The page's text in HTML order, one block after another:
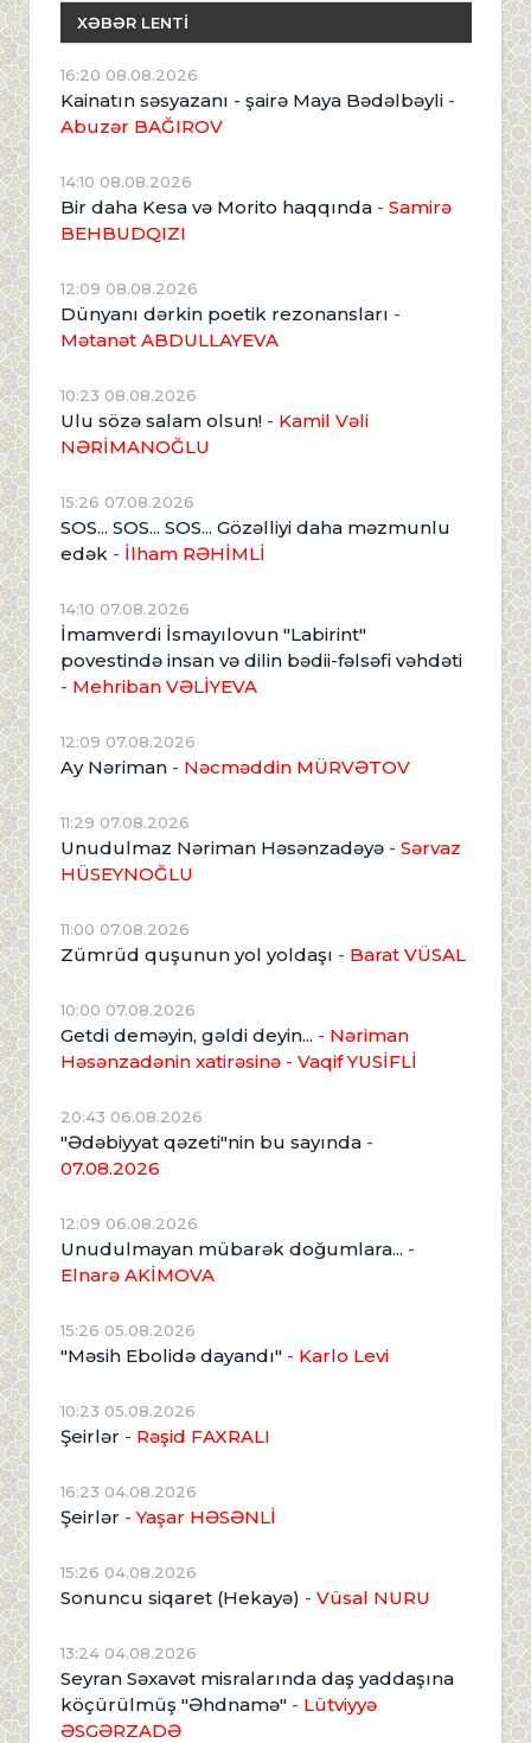
XƏBƏR LENTİ
16:20 08.08.2026
Kainatın səsyazanı - şairə Maya Bədəlbəyli -
Abuzər BAĞIROV
14:10 08.08.2026
Bir daha Kesa və Morito haqqında - Samirə
BEHBUDQIZI
12:09 08.08.2026
Dünyanı dərkin poetik rezonansları -
Mətanət ABDULLAYEVA
10:23 08.08.2026
Ulu sözə salam olsun! - Kamil Vəli
NƏRİMANOĞLU
15:26 07.08.2026
SOS... SOS... SOS... Gözəlliyi daha məzmunlu
edək - İlham RƏHİMLİ
14:10 07.08.2026
İmamverdi İsmayılovun "Labirint"
povestində insan və dilin bədii-fəlsəfi vəhdəti
- Mehriban VƏLİYEVA
12:09 07.08.2026
Ay Nəriman - Nəcməddin MÜRVƏTOV
11:29 07.08.2026
Unudulmaz Nəriman Həsənzadəyə - Sərvaz
HÜSEYNOĞLU
11:00 07.08.2026
Zümrüd quşunun yol yoldaşı - Barat VÜSAL
10:00 07.08.2026
Getdi deməyin, gəldi deyin... - Nəriman
Həsənzadənin xatirəsinə - Vaqif YUSİFLİ
20:43 06.08.2026
"Ədəbiyyat qəzeti"nin bu sayında -
07.08.2026
12:09 06.08.2026
Unudulmayan mübarək doğumlara... -
Elnarə AKİMOVA
15:26 05.08.2026
"Məsih Ebolidə dayandı" - Karlo Levi
10:23 05.08.2026
Şeirlər - Rəşid FAXRALI
16:23 04.08.2026
Şeirlər - Yaşar HƏSƏNLİ
15:26 04.08.2026
Sonuncu siqaret (Hekayə) - Vüsal NURU
13:24 04.08.2026
Seyran Səxavət misralarında daş yaddaşına
köçürülmüş "Əhdnamə" - Lütviyyə
ƏSGƏRZADƏ